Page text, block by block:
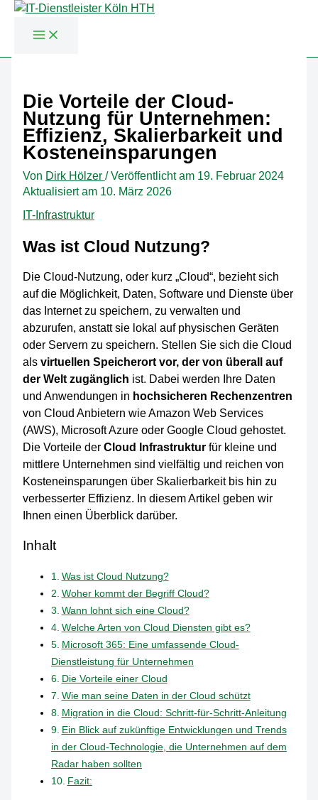
springen
Die Vorteile der Cloud-
Nutzung für Unternehmen:
Effizienz, Skalierbarkeit und
Kosteneinsparungen
Von Dirk Hölzer /Veröffentlicht am 19. Februar 2024
Aktualisiert am 10. März 2026
IT-Infrastruktur
Was ist Cloud Nutzung?
Die Cloud-Nutzung, oder kurz „Cloud“, bezieht sich
auf die Möglichkeit, Daten, Software und Dienste über
das Internet zu speichern, zu verwalten und
abzurufen, anstatt sie lokal auf physischen Geräten
oder Servern zu speichern. Stellen Sie sich die Cloud
als virtuellen Speicherort vor, der von überall auf
der Welt zugänglich ist. Dabei werden Ihre Daten
und Anwendungen in hochsicheren Rechenzentren
von Cloud Anbietern wie Amazon Web Services
(AWS), Microsoft Azure oder Google Cloud gehostet.
Die Vorteile der Cloud Infrastruktur für kleine und
mittlere Unternehmen sind vielfältig und reichen von
Kosteneinsparungen über Skalierbarkeit bis hin zu
verbesserter Effizienz. In diesem Artikel geben wir
Ihnen einen Überblick darüber.
Inhalt
Was ist Cloud Nutzung?
Woher kommt der Begriff Cloud?
Wann lohnt sich eine Cloud?
Welche Arten von Cloud Diensten gibt es?
Microsoft 365: Eine umfassende Cloud-
Dienstleistung für Unternehmen
Die Vorteile einer Cloud
Wie man seine Daten in der Cloud schützt
Migration in die Cloud: Schritt-für-Schritt-Anleitung
Ein Blick auf zukünftige Entwicklungen und Trends
in der Cloud-Technologie, die Unternehmen auf dem
Radar haben sollten
Fazit: